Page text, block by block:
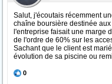
Salut, j'écoutais récemment
chaîne boursière destinée
l'entreprise faisait une marge
de l'ordre de 60% sur les
Sachant que le client est
évolution de sa piscine ou
0